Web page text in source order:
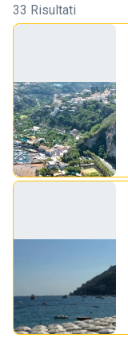
33 Risultati